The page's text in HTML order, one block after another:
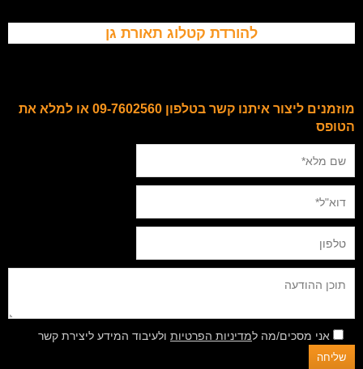
להורדת קטלוג תאורת גן
מוזמנים ליצור איתנו קשר בטלפון 09-7602560 או למלא את
הטופס
אני מסכים/מה למדיניות הפרטיות ולעיבוד המידע ליצירת קשר